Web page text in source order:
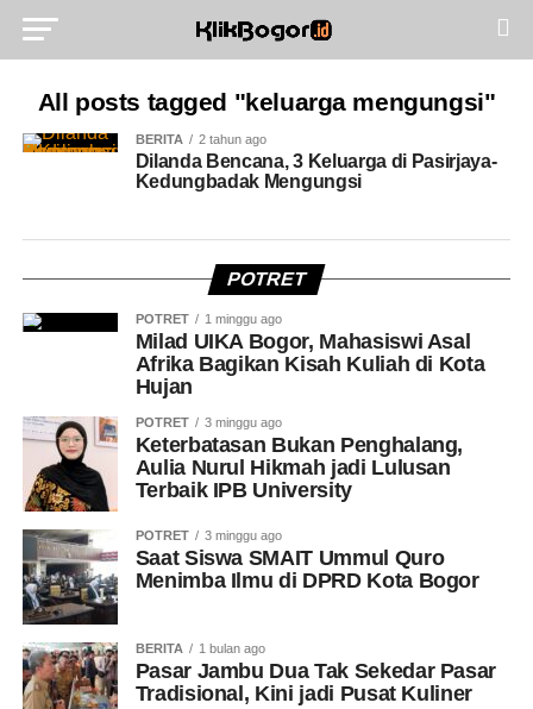
All posts tagged "keluarga mengungsi"
BERITA 2 tahun ago
Dilanda Bencana, 3 Keluarga di Pasirjaya-
Kedungbadak Mengungsi
POTRET
POTRET 1 minggu ago
Milad UIKA Bogor, Mahasiswi Asal
Afrika Bagikan Kisah Kuliah di Kota
Hujan
POTRET 3 minggu ago
Keterbatasan Bukan Penghalang,
Aulia Nurul Hikmah jadi Lulusan
Terbaik IPB University
POTRET 3 minggu ago
Saat Siswa SMAIT Ummul Quro
Menimba Ilmu di DPRD Kota Bogor
BERITA 1 bulan ago
Pasar Jambu Dua Tak Sekedar Pasar
Tradisional, Kini jadi Pusat Kuliner